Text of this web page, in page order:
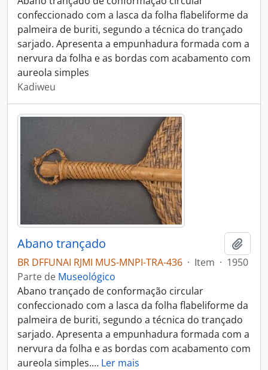
confeccionado com a lasca da folha flabeliforme da
palmeira de buriti, segundo a técnica do trançado
sarjado. Apresenta a empunhadura formada com a
nervura da folha e as bordas com acabamento com
aureola simples
Kadiweu
Abano trançado
BR DFFUNAI RJMI MUS-MNPI-TRA-436 · Item · 1950
Parte de Museológico
Abano trançado de conformação circular
confeccionado com a lasca da folha flabeliforme da
palmeira de buriti, segundo a técnica do trançado
sarjado. Apresenta a empunhadura formada com a
nervura da folha e as bordas com acabamento com
aureola simples.… Ler mais